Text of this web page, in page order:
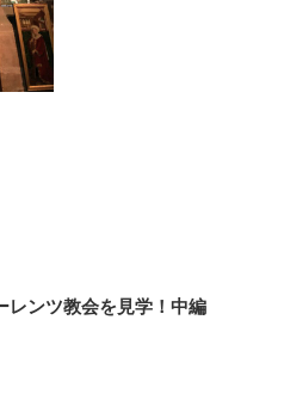
レンツ教会を見学！中編